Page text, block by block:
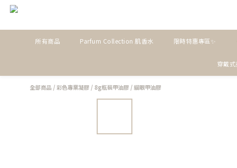
所有商品 Parfum Collection 肌香水 限時特惠專區✨
穿戴式
全部商品 /彩色專業凝膠 / 8g瓶裝甲油膠 /貓眼甲油膠